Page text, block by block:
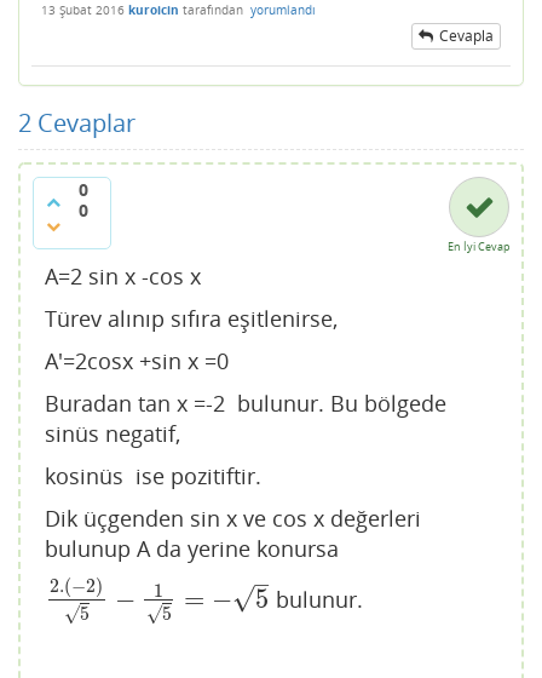
13 Şubat 2016 kuroicin tarafından yorumlandı
Cevapla
2 Cevaplar
0
0
En İyi Cevap
A=2 sin x -cos x
Türev alınıp sıfıra eşitlenirse,
A'=2cosx +sin x =0
Buradan tan x =-2 bulunur. Bu bölgede
sinüs negatif,
kosinüs ise pozitiftir.
Dik üçgenden sin x ve cos x değerleri
bulunup A da yerine konursa
2.(−2)
5
√ −
1
5
√ = − 5
–
√
2.(−2)5 −1 5=−5 bulunur.